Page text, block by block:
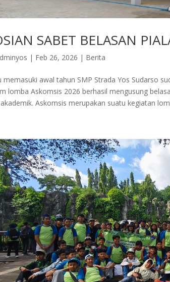
SABET BELASAN
| Feb 26, 2026 | Berita
memasuki awal tahun SMP Strada Yos Sudarso
lomba Askomsis 2026 berhasil mengusung
Askomsis merupakan suatu kegiatan